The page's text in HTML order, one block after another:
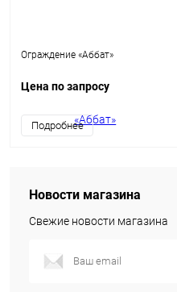
Ограждение «Аббат»
Цена по запросу
Подробнее
Новости магазина
Свежие новости магазина